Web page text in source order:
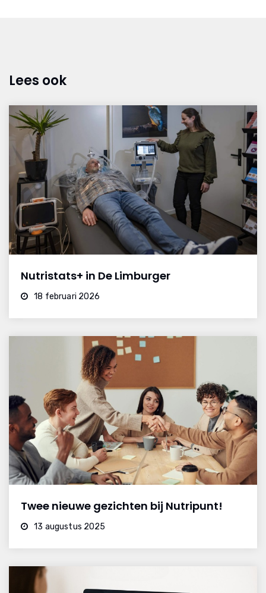
Lees ook
Nutristats+ in De Limburger
18 februari 2026
Twee nieuwe gezichten bij Nutripunt!
13 augustus 2025